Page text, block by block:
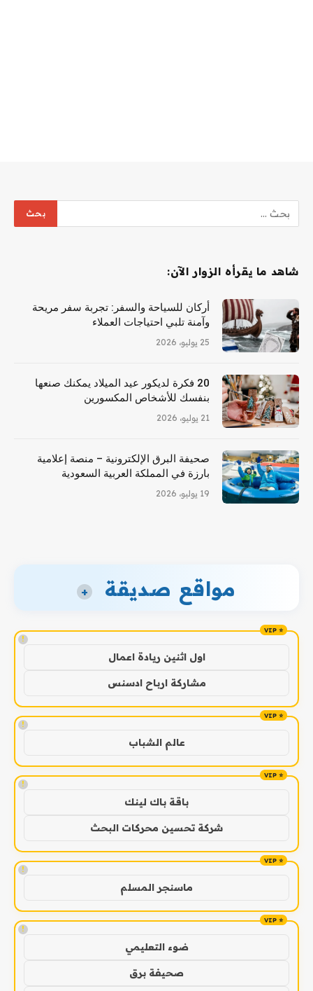
شاهد ما يقرأه الزوار الآن:
أركان للسياحة والسفر: تجربة سفر مريحة
وآمنة تلبي احتياجات العملاء
25 يوليو، 2026
20 فكرة لديكور عيد الميلاد يمكنك صنعها
بنفسك للأشخاص المكسورين
21 يوليو، 2026
صحيفة البرق الإلكترونية – منصة إعلامية
بارزة في المملكة العربية السعودية
19 يوليو، 2026
مواقع صديقة +
!
اول اثنين ريادة اعمال
مشاركة ارباح ادسنس
!
عالم الشباب
!
باقة باك لينك
شركة تحسين محركات البحث
!
ماسنجر المسلم
!
ضوء التعليمي
صحيفة برق